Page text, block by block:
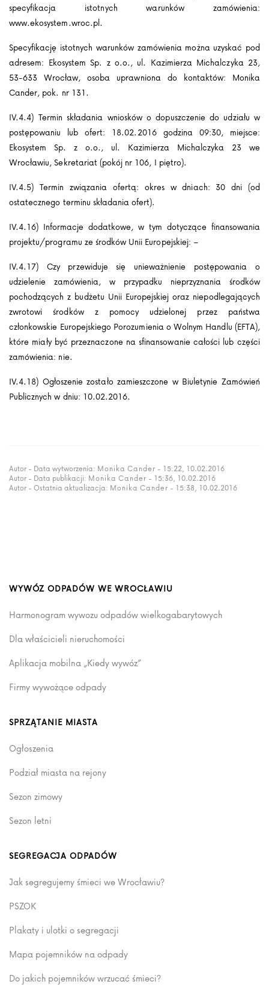
specyfikacja istotnych warunków zamówienia:
www.ekosystem.wroc.pl.
Specyfikację istotnych warunków zamówienia można uzyskać pod
adresem: Ekosystem Sp. z o.o., ul. Kazimierza Michalczyka 23,
53-633 Wrocław, osoba uprawniona do kontaktów: Monika
Cander, pok. nr 131.
IV.4.4) Termin składania wniosków o dopuszczenie do udziału w
postępowaniu lub ofert: 18.02.2016 godzina 09:30, miejsce:
Ekosystem Sp. z o.o., ul. Kazimierza Michalczyka 23 we
Wrocławiu, Sekretariat (pokój nr 106, I piętro).
IV.4.5) Termin związania ofertą: okres w dniach: 30 dni (od
ostatecznego terminu składania ofert).
IV.4.16) Informacje dodatkowe, w tym dotyczące finansowania
projektu/programu ze środków Unii Europejskiej: –
IV.4.17) Czy przewiduje się unieważnienie postępowania o
udzielenie zamówienia, w przypadku nieprzyznania środków
pochodzących z budżetu Unii Europejskiej oraz niepodlegających
zwrotowi środków z pomocy udzielonej przez państwa
członkowskie Europejskiego Porozumienia o Wolnym Handlu (EFTA),
które miały być przeznaczone na sfinansowanie całości lub części
zamówienia: nie.
IV.4.18) Ogłoszenie zostało zamieszczone w Biuletynie Zamówień
Publicznych w dniu: 10.02.2016.
Autor - Data wytworzenia: Monika Cander - 15:22, 10.02.2016
Autor - Data publikacji: Monika Cander - 15:36, 10.02.2016
Autor - Ostatnia aktualizacja: Monika Cander - 15:38, 10.02.2016
WYWÓZ ODPADÓW WE WROCŁAWIU
Harmonogram wywozu odpadów wielkogabarytowych
Dla właścicieli nieruchomości
Aplikacja mobilna „Kiedy wywóz”
Firmy wywożące odpady
SPRZĄTANIE MIASTA
Ogłoszenia
Podział miasta na rejony
Sezon zimowy
Sezon letni
SEGREGACJA ODPADÓW
Jak segregujemy śmieci we Wrocławiu?
PSZOK
Plakaty i ulotki o segregacji
Mapa pojemników na odpady
Do jakich pojemników wrzucać śmieci?